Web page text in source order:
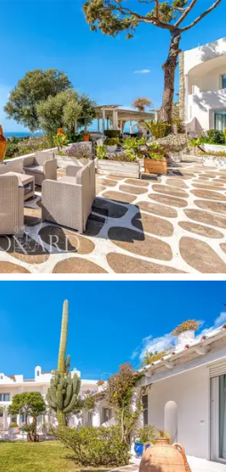
deniz ve botanik bahçesi
ve zarif ortamlar yaratmak için
da uzanıyor.
şekilde farklı
daireleriyle çok çeşitli
Her rezidans, her türlü
zarif iç mekanlara ve
güzelliğinin keyfini çıkarmasına
alanlara sahiptir. Ischian denizi
panoramik manzaranın
çatı katı olağanüstüdür.
alanına,
kapalı termal havuzaözel
bir rahatlama ve sağlık
doğa içinde yer alan,
kokteyller veya basit